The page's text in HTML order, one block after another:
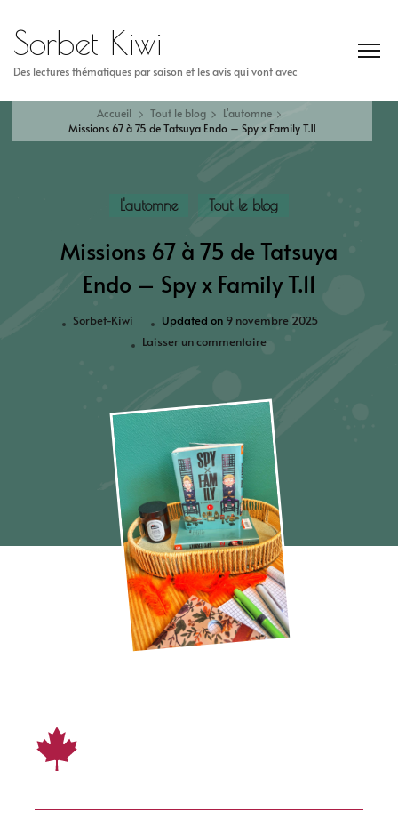
Sorbet Kiwi
Des lectures thématiques par saison et les avis qui vont avec
Accueil Tout le blog
L'automne
Missions 67 à 75 de Tatsuya Endo – Spy x Family T.11
L'automne Tout le blog
Missions 67 à 75 de Tatsuya
Endo – Spy x Family T.11
Sorbet-Kiwi Updated on 9 novembre 2025
Laisser un commentaire